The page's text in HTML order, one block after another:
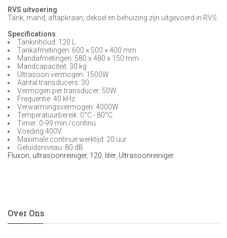
RVS uitvoering
Tank, mand, aftapkraan, deksel en behuizing zijn uitgevoerd in RVS.
Specifications
Tankinhoud: 120 L
Tankafmetingen: 600 × 500 × 400 mm
Mandafmetingen: 580 x 480 x 150 mm
Mandcapaciteit: 30 kg
Ultrasoon vermogen: 1500W
Aantal transducers: 30
Vermogen per transducer: 50W
Frequentie: 40 kHz
Verwarmingsvermogen: 4000W
Temperatuurbereik: 0°C - 80°C
Timer: 0-99 min./continu
Voeding:400V
Maximale continue werktijd: 20 uur
Geluidsniveau: 80 dB
Fluxon ultrasoonreiniger, 120 liter, Ultrasoonreiniger
Over Ons